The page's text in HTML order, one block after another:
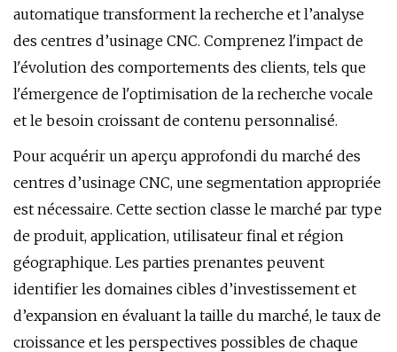
automatique transforment la recherche et l’analyse
des centres d’usinage CNC. Comprenez l'impact de
l'évolution des comportements des clients, tels que
l'émergence de l'optimisation de la recherche vocale
et le besoin croissant de contenu personnalisé.
Pour acquérir un aperçu approfondi du marché des
centres d’usinage CNC, une segmentation appropriée
est nécessaire. Cette section classe le marché par type
de produit, application, utilisateur final et région
géographique. Les parties prenantes peuvent
identifier les domaines cibles d’investissement et
d’expansion en évaluant la taille du marché, le taux de
croissance et les perspectives possibles de chaque